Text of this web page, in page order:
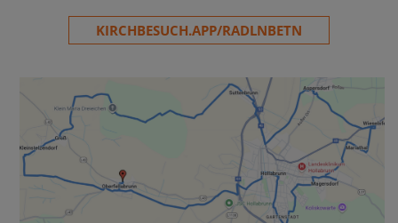
KIRCHBESUCH.APP/RADLNBETN